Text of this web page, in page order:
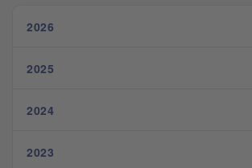
2026
2025
2024
2023